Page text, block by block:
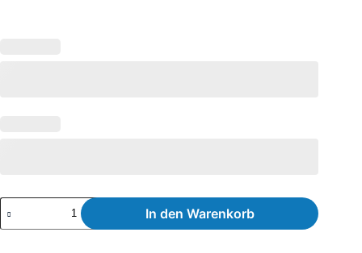
In den Warenkorb